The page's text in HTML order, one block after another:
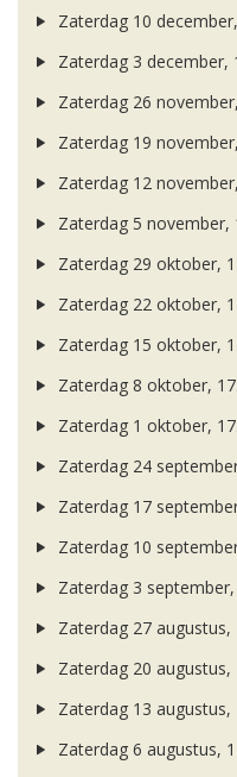
Zaterdag 10
Zaterdag 3 december,
Zaterdag 26
Zaterdag 19
Zaterdag 12
Zaterdag 5 november,
Zaterdag 29 oktober,
Zaterdag 22 oktober,
Zaterdag 15 oktober,
Zaterdag 8 oktober,
Zaterdag 1 oktober,
Zaterdag 24
Zaterdag 17
Zaterdag 10
Zaterdag 3
Zaterdag 27 augustus,
Zaterdag 20 augustus,
Zaterdag 13 augustus,
Zaterdag 6 augustus,